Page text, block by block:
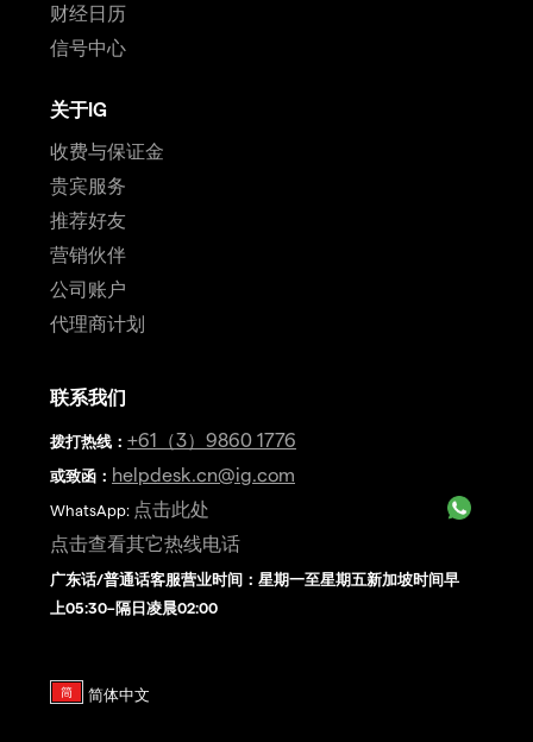
财经日历
信号中心
关于IG
收费与保证金
贵宾服务
推荐好友
营销伙伴
公司账户
代理商计划
联系我们
拨打热线 ： +61（3）9860 1776
或致函： helpdesk.cn@ig.com
WhatsApp: 点击此处
点击查看其它热线电话
广东话/普通话客服营业时间：星期一至星期五新加坡时间早
上05:30–隔日凌晨02:00